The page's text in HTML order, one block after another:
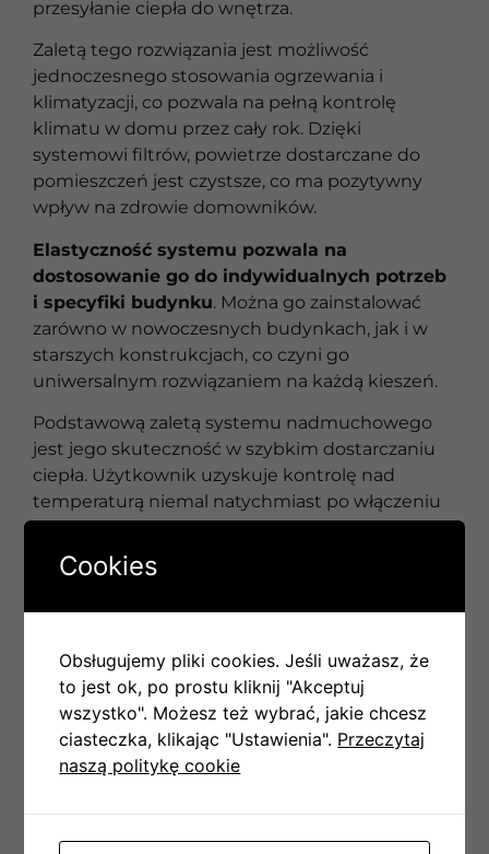
przesyłanie ciepła do wnętrza.
Zaletą tego rozwiązania jest możliwość
jednoczesnego stosowania ogrzewania i
klimatyzacji, co pozwala na pełną kontrolę
klimatu w domu przez cały rok. Dzięki
systemowi filtrów, powietrze dostarczane do
pomieszczeń jest czystsze, co ma pozytywny
wpływ na zdrowie domowników.
Elastyczność systemu pozwala na
dostosowanie go do indywidualnych potrzeb
i specyfiki budynku. Można go zainstalować
zarówno w nowoczesnych budynkach, jak i w
starszych konstrukcjach, co czyni go
uniwersalnym rozwiązaniem na każdą kieszeń.
Podstawową zaletą systemu nadmuchowego
jest jego skuteczność w szybkim dostarczaniu
ciepła. Użytkownik uzyskuje kontrolę nad
temperaturą niemal natychmiast po włączeniu
systemu, co jest nieosiągalne w przypadku
tradycyjnych instalacji grzewczych.
Ogrzewanie powietrzne
w praktyce
Ogrzewanie powietrzne z powodzeniem stosuje
się w różnorodnych obiektach, od domów
jednorodzinnych, przez biurowce, aż po hale
mieszkalnych, systemy te umożliwiają
efektywne i szybkie ogrzewanie całych
Cookies
Obsługujemy pliki cookies. Jeśli uważasz, że
to jest ok, po prostu kliknij "Akceptuj
wszystko". Możesz też wybrać, jakie chcesz
ciasteczka, klikając "Ustawienia". Przeczytaj
naszą politykę cookie